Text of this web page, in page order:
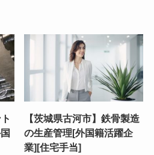
【茨城県古河市】鉄骨製造
の生産管理[外国籍活躍企
業][住宅手当]